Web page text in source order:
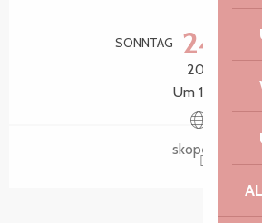
Öffnungszeiten &
SONNTAG 24.
2027
Um 14:00
skope.bzh